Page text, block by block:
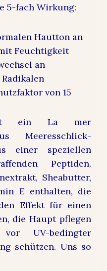
5-fach Wirkung:
Hautton an
Feuchtigkeit
an
von 15
ein La mer
Meeresschlick-
einer speziellen
Peptiden.
Sheabutter,
E enthalten, die
Effekt für einen
die Haupt pflegen
UV-bedingter
schützen. Uns so